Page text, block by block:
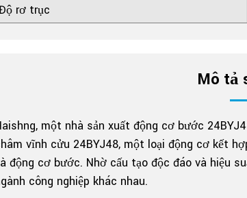
rơ trục
Mô tả
một nhà sản xuất động cơ bước
vĩnh cửu 24BYJ48, một loại động cơ kết
động cơ bước. Nhờ cấu tạo độc đáo và hiệu
công nghiệp khác nhau.